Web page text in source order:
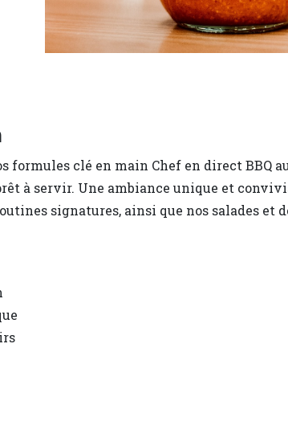
clé en main Chef en direct BBQ
à servir. Une ambiance unique et
signatures, ainsi que nos salades et